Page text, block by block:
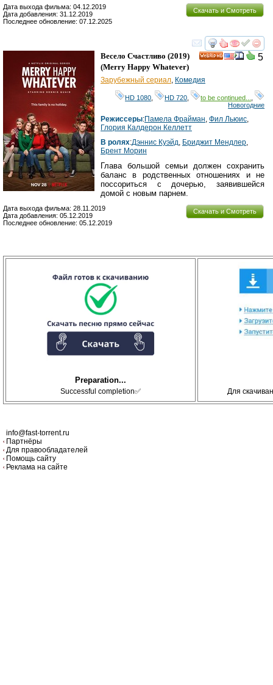
Скачать и Смотреть
Дата выхода фильма: 04.12.2019
Дата добавления: 31.12.2019
Последнее обновление: 07.12.2025
смотреть
5
Весело Счастливо (2019)
(Merry Happy Whatever)
Зарубежный сериал, Комедия
HD 1080 HD 720 to be continued...
Новогодние
Режиссеры:Памела Фрайман, Фил Льюис,
Глория Калдерон Келлетт
В ролях:Дэннис Куэйд, Бриджит Мендлер,
Брент Морин
Глава большой семьи должен сохранить
баланс в родственных отношениях и не
поссориться с дочерью, заявившейся
домой с новым парнем.
Скачать и Смотреть
Дата выхода фильма: 28.11.2019
Дата добавления: 05.12.2019
Последнее обновление: 05.12.2019
Preparation...
Successful completion✅ Для
info@fast-torrent.ru
Партнёры
Для правообладателей
Помощь сайту
Реклама на сайте